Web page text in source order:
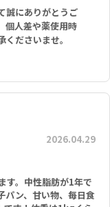
誠にありがとうご
個人差や薬使用時
ださいませ。
2026.04.29
す。中性脂肪が1年で
パン、甘い物、毎日食